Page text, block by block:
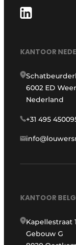
KANTOOR
6002 ED
Nederland
+31 495
KANTOOR
Kapellestraat
Gebouw G